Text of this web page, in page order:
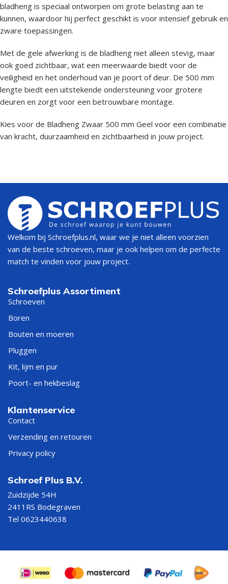
bladheng is speciaal ontworpen om grote belasting aan te
kunnen, waardoor hij perfect geschikt is voor intensief gebruik en
zware toepassingen.
Met de gele afwerking is de bladheng niet alleen stevig, maar
ook goed zichtbaar, wat een meerwaarde biedt voor de
veiligheid en het onderhoud van je poort of deur. De 500 mm
lengte biedt een uitstekende ondersteuning voor grotere
deuren en zorgt voor een betrouwbare montage.
Kies voor de Bladheng Zwaar 500 mm Geel voor een combinatie
van kracht, duurzaamheid en zichtbaarheid in jouw project.
Welkom bij Schroefplus.nl, waar we je niet alleen voorzien
van de beste schroeven, maar je ook helpen om de perfecte
match te vinden voor jouw project.
Schroefplus Assortiment
Schroeven
Boren
Bouten en moeren
Pluggen
Kit, lijm en pur
Poort- en hekbeslag
Klantenservice
Contact
Verzending en retouren
Privacy policy
Schroef Plus B.V.
Zuidzijde 54H
2411RS Bodegraven
Tel 0623440638